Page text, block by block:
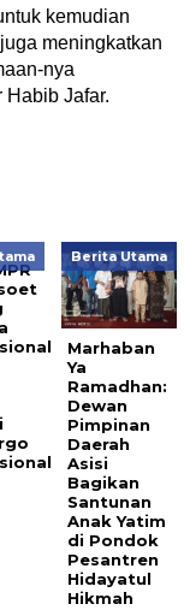
kemudian
meningkatkan
nya
Habib Jafar.
Berita Utama
Marhaban
Ya
Ramadhan:
Dewan
Pimpinan
Daerah
Asisi
Bagikan
Santunan
Anak Yatim
di Pondok
Pesantren
Hidayatul
Hikmah